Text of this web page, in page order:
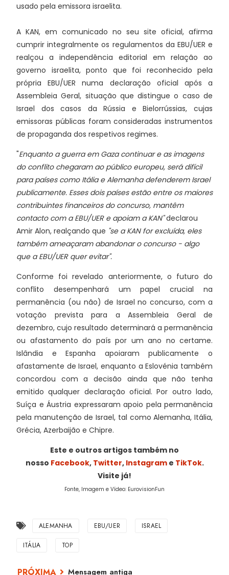
usado pela emissora israelita.
A KAN, em comunicado no seu site oficial, afirma
cumprir integralmente os regulamentos da EBU/UER e
realçou a independência editorial em relação ao
governo israelita, ponto que foi reconhecido pela
própria EBU/UER numa declaração oficial após a
Assembleia Geral, situação que distingue o caso de
Israel dos casos da Rússia e Bielorrússias, cujas
emissoras públicas foram consideradas instrumentos
de propaganda dos respetivos regimes.
"Enquanto a guerra em Gaza continuar e as imagens
do conflito chegaram ao público europeu, será difícil
para países como Itália e Alemanha defenderem Israel
publicamente. Esses dois países estão entre os maiores
contribuintes financeiros do concurso, mantêm
contacto com a EBU/UER e apoiam a KAN"declarou
Amir Alon, realçando que "se a KAN for excluída, eles
também ameaçaram abandonar o concurso - algo
que a EBU/UER quer evitar".
Conforme foi revelado anteriormente, o futuro do
conflito desempenhará um papel crucial na
permanência (ou não) de Israel no concurso, com a
votação prevista para a Assembleia Geral de
dezembro, cujo resultado determinará a permanência
ou afastamento do país por um ano no certame.
Islândia e Espanha apoiaram publicamente o
afastamente de Israel, enquanto a Eslovénia também
concordou com a decisão ainda que não tenha
emitido qualquer declaração oficial. Por outro lado,
Suíça e Áustria expressaram apoio pela permanência
pela manutenção de Israel, tal como Alemanha, Itália,
Grécia, Azerbaijão e Chipre.
Este e outros artigos também no
nosso Facebook, Twitter, Instagrame TikTok.
Visite já!
Fonte, Imagem e Vídeo: EurovisionFun
ALEMANHA EBU/UER ISRAEL
ITÁLIA TOP
Mensagem antiga